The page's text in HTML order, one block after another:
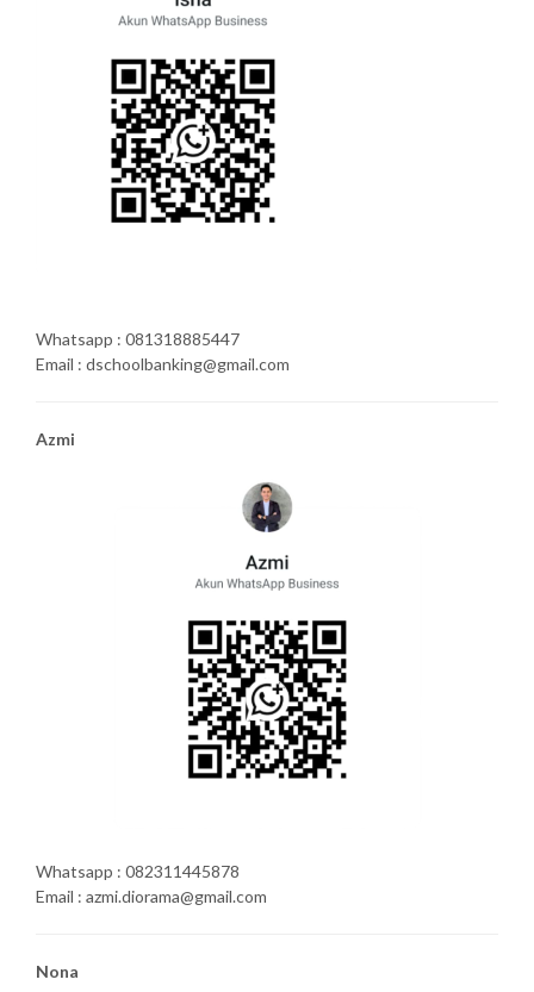
Whatsapp : 081318885447
Email : dschoolbanking@gmail.com
Azmi
Whatsapp : 082311445878
Email : azmi.diorama@gmail.com
Nona